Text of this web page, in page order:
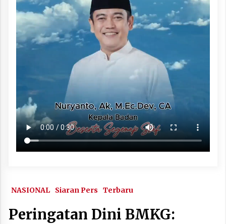
NASIONAL Siaran Pers Terbaru
Peringatan Dini BMKG: